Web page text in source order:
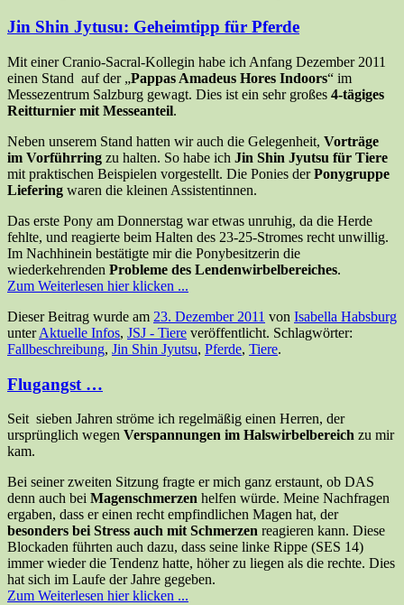
Jin Shin Jytusu: Geheimtipp für Pferde
Mit einer Cranio-Sacral-Kollegin habe ich Anfang Dezember 2011
einen Stand auf der „Pappas Amadeus Hores Indoors“ im
Messezentrum Salzburg gewagt. Dies ist ein sehr großes 4-tägiges
Reitturnier mit Messeanteil.
Neben unserem Stand hatten wir auch die Gelegenheit, Vorträge
im Vorführring zu halten. So habe ich Jin Shin Jyutsu für Tiere
mit praktischen Beispielen vorgestellt. Die Ponies derPonygruppe
Liefering waren die kleinen Assistentinnen.
Das erste Pony am Donnerstag war etwas unruhig, da die Herde
fehlte, und reagierte beim Halten des 23-25-Stromes recht unwillig.
Im Nachhinein bestätigte mir die Ponybesitzerin die
wiederkehrenden Probleme des Lendenwirbelbereiches.
Zum Weiterlesen hier klicken ...
Dieser Beitrag wurde am 23. Dezember 2011 von Isabella Habsburg
unterAktuelle Infos, JSJ - Tiere veröffentlicht. Schlagwörter:
Fallbeschreibung, Jin Shin Jyutsu, Pferde, Tiere.
Flugangst …
Seit sieben Jahren ströme ich regelmäßig einen Herren, der
ursprünglich wegen Verspannungen im Halswirbelbereich zu mir
kam.
Bei seiner zweiten Sitzung fragte er mich ganz erstaunt, ob DAS
denn auch bei Magenschmerzen helfen würde. Meine Nachfragen
ergaben, dass er einen recht empfindlichen Magen hat, der
besonders bei Stress auch mit Schmerzen reagieren kann. Diese
Blockaden führten auch dazu, dass seine linke Rippe (SES 14)
immer wieder die Tendenz hatte, höher zu liegen als die rechte. Dies
hat sich im Laufe der Jahre gegeben.
Zum Weiterlesen hier klicken ...